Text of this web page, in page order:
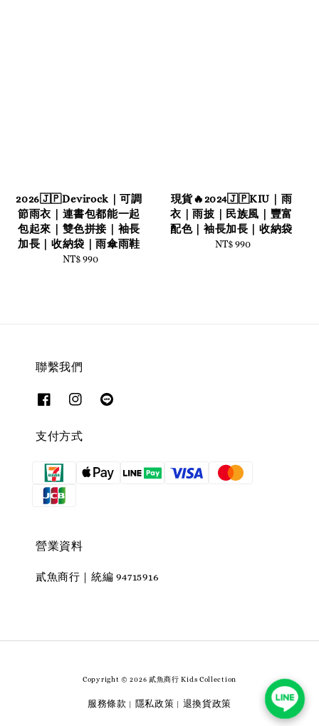
2026🇯🇵Devirock｜可調
節雨衣｜連書包都能一起
包起來｜雙色拼接｜袖長
加長｜收納袋｜雨傘雨鞋
Regular
NT$ 990
現貨🔥2024🇯🇵KIU｜雨
衣｜雨披｜民族風｜豐富
配色｜袖長加長｜收納袋
Regular
NT$ 990
聯繫我們
支付方式
營業資料
貳魚商行｜統編 94715916
Copyright © 2026 貳魚商行 Kids Collection
服務條款 隱私政策 退換貨政策